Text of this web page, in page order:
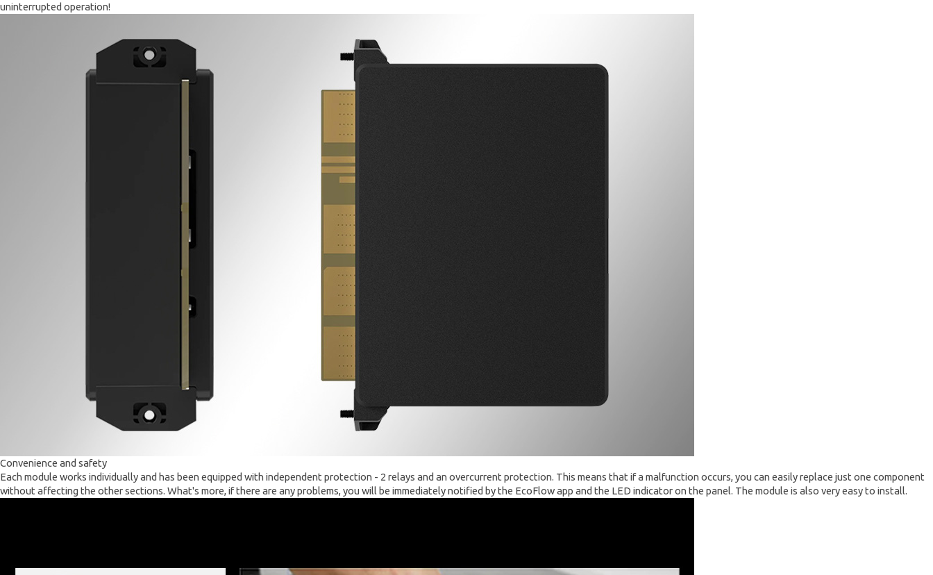
uninterrupted operation!
Convenience and safety
Each module works individually and has been equipped with independent protection - 2 relays and an overcurrent protection. This means that if a malfunction occurs, you can easily replace just one component
without affecting the other sections. What's more, if there are any problems, you will be immediately notified by the EcoFlow app and the LED indicator on the panel. The module is also very easy to install.